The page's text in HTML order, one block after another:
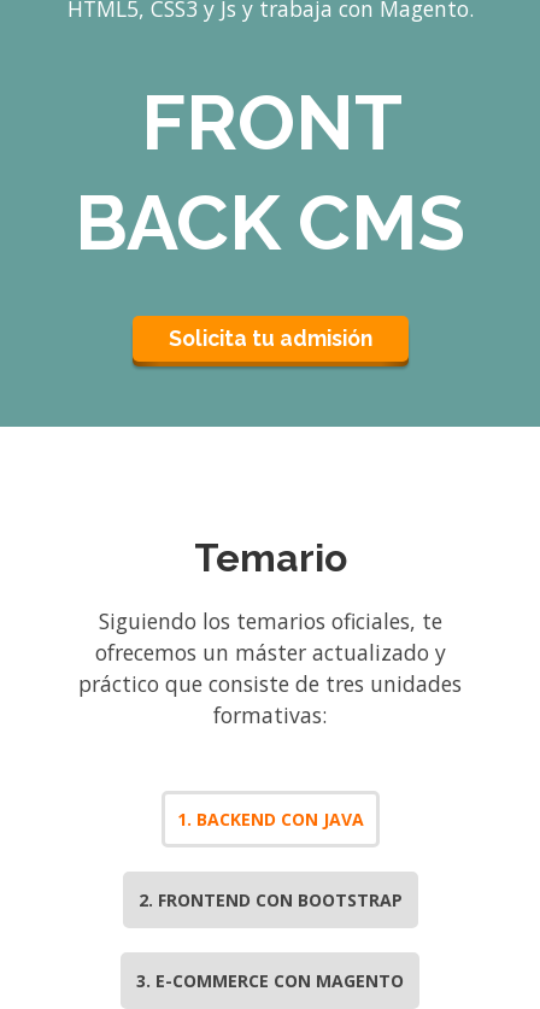
HTML5, CSS3 y Js y trabaja con Magento.
FRONT
BACK CMS
Solicita tu admisión
Temario
Siguiendo los temarios oficiales, te
ofrecemos un máster actualizado y
práctico que consiste de tres unidades
formativas:
1. BACKEND CON JAVA
2. FRONTEND CON BOOTSTRAP
3. E-COMMERCE CON MAGENTO